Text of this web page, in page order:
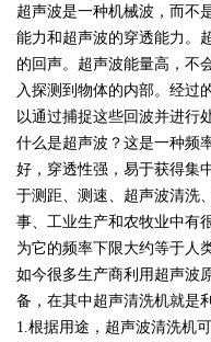
超声波是一种机械波，而不
能力和超声波的穿透能力。
的回声。超声波能量高，不
入探测到物体的内部。经过
以通过捕捉这些回波并进行
什么是超声波？这是一种频
好，穿透性强，易于获得集
于测距、测速、超声波清洗
事、工业生产和农牧业中有
为它的频率下限大约等于人
如今很多生产商利用超声波
备，在其中超声清洗机就是
1.根据用途，超声波清洗机